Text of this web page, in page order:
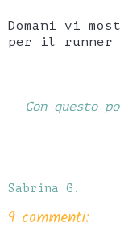
Domani vi
per il runner
Con questo
Sabrina G.
9 commenti: